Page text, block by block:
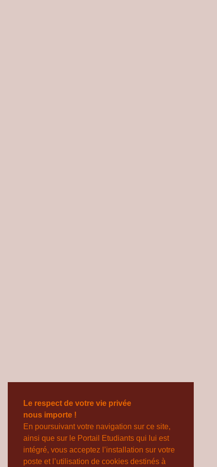
Le respect de votre vie privée
nous importe !
En poursuivant votre navigation sur ce site,
ainsi que sur le Portail Etudiants qui lui est
intégré, vous acceptez l’installation sur votre
poste et l’utilisation de cookies destinés à